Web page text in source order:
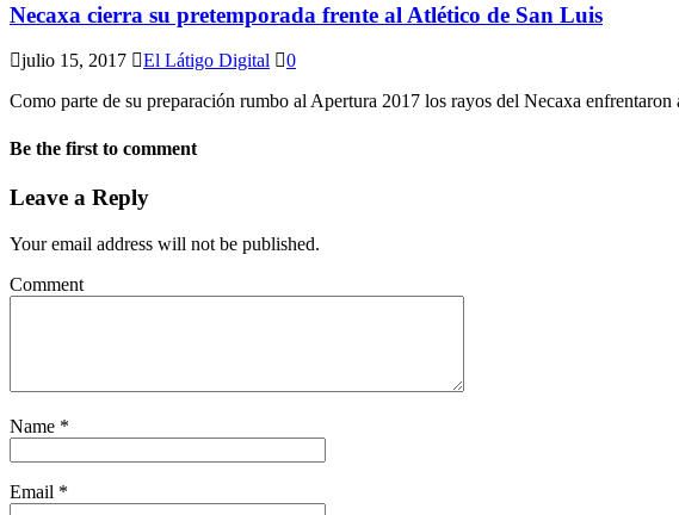
Necaxa cierra su pretemporada frente al Atlético de San Luis
julio 15, 2017 El Látigo Digital
0
Como parte de su preparación rumbo al Apertura 2017 los rayos del Necaxa
Be the first to comment
Leave a Reply
Your email address will not be published.
Comment
Name *
Email *